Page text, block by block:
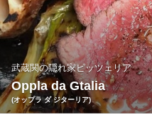
武蔵関の隠れ家ピッツェリア
Oppla da Gtalia
(オップラ ダ ジターリア)